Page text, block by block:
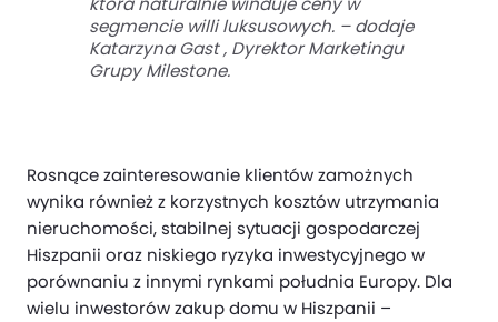
segmencie willi luksusowych. – dodaje
Katarzyna Gast , Dyrektor Marketingu
Grupy Milestone.
Rosnące zainteresowanie klientów zamożnych
wynika również z korzystnych kosztów utrzymania
nieruchomości, stabilnej sytuacji gospodarczej
Hiszpanii oraz niskiego ryzyka inwestycyjnego w
porównaniu z innymi rynkami południa Europy. Dla
wielu inwestorów zakup domu w Hiszpanii –